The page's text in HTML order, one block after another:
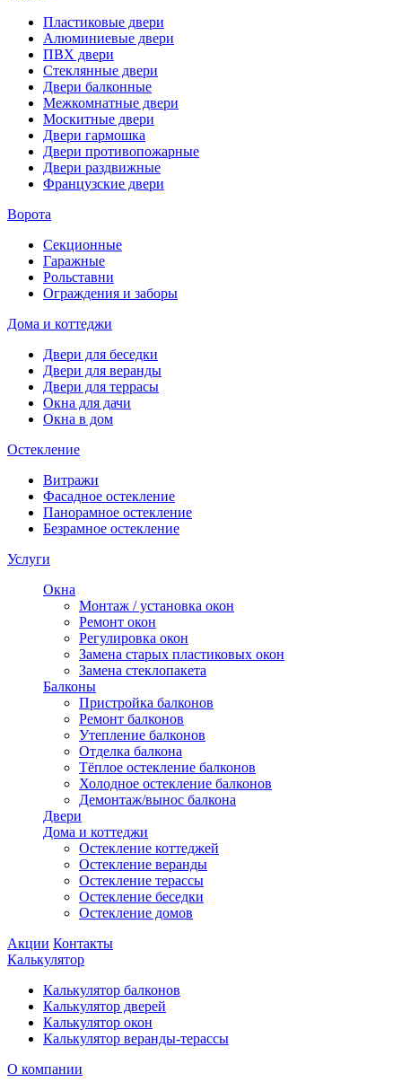
Пластиковые двери
Алюминиевые двери
ПВХ двери
Стеклянные двери
Двери балконные
Межкомнатные двери
Москитные двери
Двери гармошка
Двери противопожарные
Двери раздвижные
Французские двери
Ворота
Секционные
Гаражные
Рольставни
Ограждения и заборы
Дома и коттеджи
Двери для беседки
Двери для веранды
Двери для террасы
Окна для дачи
Окна в дом
Остекление
Витражи
Фасадное остекление
Панорамное остекление
Безрамное остекление
Услуги
Окна
Монтаж / установка окон
Ремонт окон
Регулировка окон
Замена старых пластиковых окон
Замена стеклопакета
Балконы
Пристройка балконов
Ремонт балконов
Утепление балконов
Отделка балкона
Тёплое остекление балконов
Холодное остекление балконов
Демонтаж/вынос балкона
Двери
Дома и коттеджи
Остекление коттеджей
Остекление веранды
Остекление терассы
Остекление беседки
Остекление домов
Акции Контакты
Калькулятор
Калькулятор балконов
Калькулятор дверей
Калькулятор окон
Калькулятор веранды-терассы
О компании